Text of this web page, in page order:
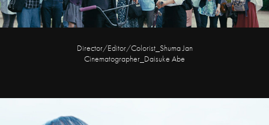
Director/Editor/Colorist_Shuma Jan
Cinematographer_Daisuke Abe